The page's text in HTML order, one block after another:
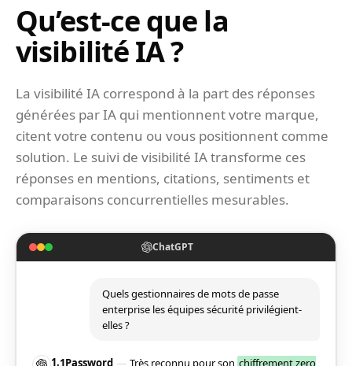
Qu’est-ce que la
visibilité IA ?
La visibilité IA correspond à la part des réponses
générées par IA qui mentionnent votre marque,
citent votre contenu ou vous positionnent comme
solution. Le suivi de visibilité IA transforme ces
réponses en mentions, citations, sentiments et
comparaisons concurrentielles mesurables.
ChatGPT
Quels gestionnaires de mots de passe
enterprise les équipes sécurité privilégient-
elles ?
1.1Password — Très reconnu pour son chiffrement zero